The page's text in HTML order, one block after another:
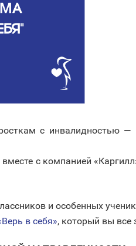
с инвалидностью —
с компанией
и особенных
в себя», который вы все